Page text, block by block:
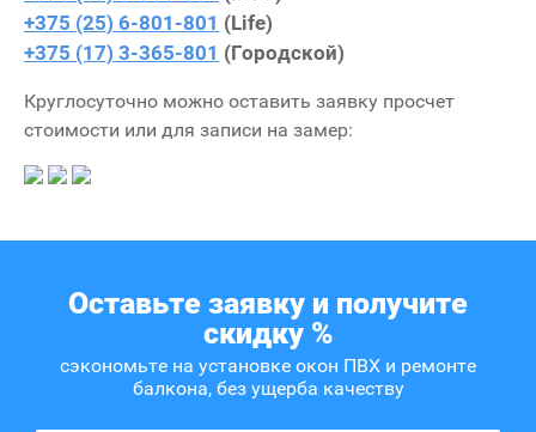
+375 (25) 6-801-801 (Life)
+375 (17) 3-365-801 (Городской)
Круглосуточно можно оставить заявку просчет
стоимости или для записи на замер:
Оставьте заявку и получите
скидку %
сэкономьте на установке окон ПВХ и ремонте
балкона, без ущерба качеству